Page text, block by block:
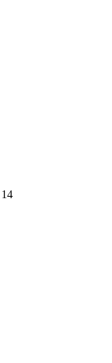
14